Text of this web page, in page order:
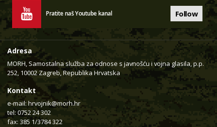
Pratite naš Youtube kanal Follow
Adresa
MORH, Samostalna služba za odnose s javnošću i vojna glasila, p.p.
252, 10002 Zagreb, Republika Hrvatska
Kontakt
e-mail: hrvojnik@morh.hr
tel: 0752 24 302
fax: 385 1/3784 322